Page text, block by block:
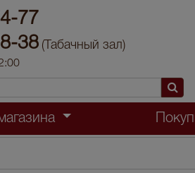
77
38 (Табачный зал)